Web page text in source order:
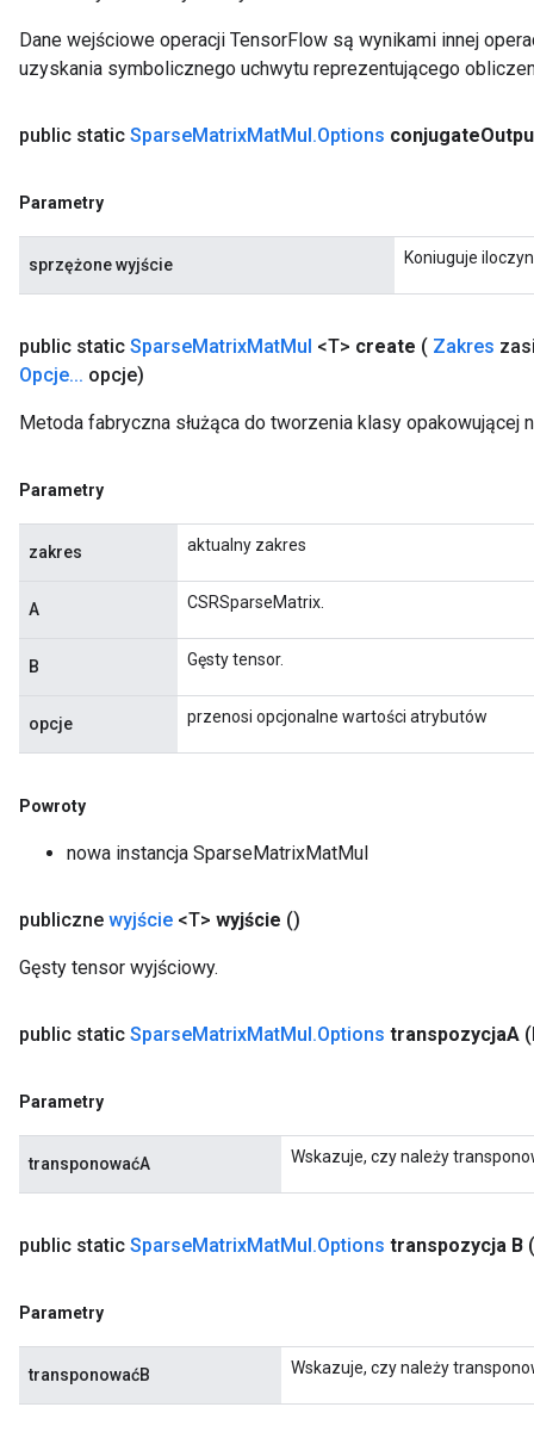
Dane wejściowe operacji TensorFlow są wynikami innej
uzyskania symbolicznego uchwytu reprezentującego
public static SparseMatrixMatMul.Options conjugate
Parametry
sprzężone wyjście Koniuguje iloczyn
public static SparseMatrixMatMul <T> create ( Zakres
Opcje... opcje)
Metoda fabryczna służąca do tworzenia klasy opakowującej
Parametry
zakres aktualny zakres
A CSRSparseMatrix.
B Gęsty tensor.
opcje przenosi opcjonalne wartości atrybutów
Powroty
nowa instancja SparseMatrixMatMul
publiczne wyjście <T> wyjście ()
Gęsty tensor wyjściowy.
public static SparseMatrixMatMul.Options transpozycjaA
Parametry
transponowaćA Wskazuje, czy należy
public static SparseMatrixMatMul.Options transpozycja B
Parametry
transponowaćB Wskazuje, czy należy